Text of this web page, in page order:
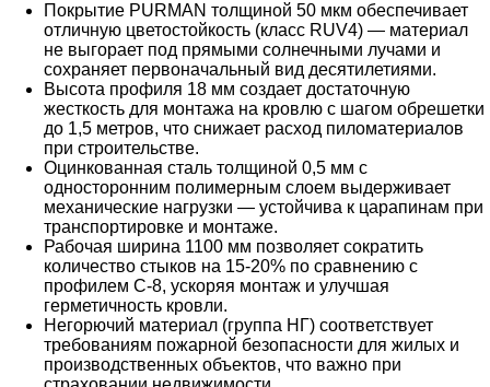
Покрытие PURMAN толщиной 50 мкм обеспечивает
отличную цветостойкость (класс RUV4) — материал
не выгорает под прямыми солнечными лучами и
сохраняет первоначальный вид десятилетиями.
Высота профиля 18 мм создает достаточную
жесткость для монтажа на кровлю с шагом обрешетки
до 1,5 метров, что снижает расход пиломатериалов
при строительстве.
Оцинкованная сталь толщиной 0,5 мм с
односторонним полимерным слоем выдерживает
механические нагрузки — устойчива к царапинам при
транспортировке и монтаже.
Рабочая ширина 1100 мм позволяет сократить
количество стыков на 15-20% по сравнению с
профилем С-8, ускоряя монтаж и улучшая
герметичность кровли.
Негорючий материал (группа НГ) соответствует
требованиям пожарной безопасности для жилых и
производственных объектов, что важно при